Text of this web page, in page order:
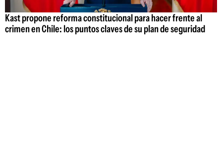
Kast propone reforma constitucional para hacer frente al
crimen en Chile: los puntos claves de su plan de seguridad